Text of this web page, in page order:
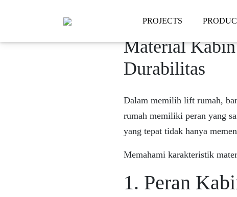
PROJECTS
Material
Durabilitas
Dalam memilih lift rumah,
rumah memiliki peran yang
yang tepat tidak hanya
Memahami karakteristik
1. Peran